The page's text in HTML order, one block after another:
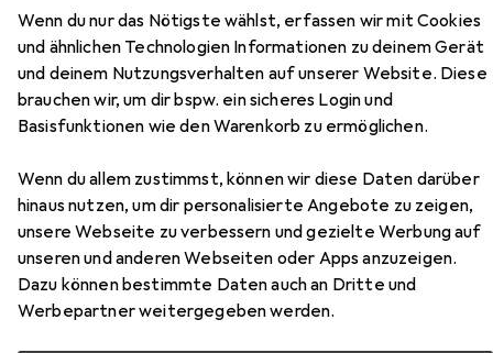
Wenn du nur das Nötigste wählst, erfassen wir mit Cookies
und ähnlichen Technologien Informationen zu deinem Gerät
und deinem Nutzungsverhalten auf unserer Website. Diese
brauchen wir, um dir bspw. ein sicheres Login und
Basisfunktionen wie den Warenkorb zu ermöglichen.
Wenn du allem zustimmst, können wir diese Daten darüber
hinaus nutzen, um dir personalisierte Angebote zu zeigen,
unsere Webseite zu verbessern und gezielte Werbung auf
unseren und anderen Webseiten oder Apps anzuzeigen.
Dazu können bestimmte Daten auch an Dritte und
Werbepartner weitergegeben werden.
EUR
153,39
ViccoKüchenunterschrank R-Line
40 x 60 x 81.60 cm
Zubehör für Vicco
Küchenunterschrank R-Line